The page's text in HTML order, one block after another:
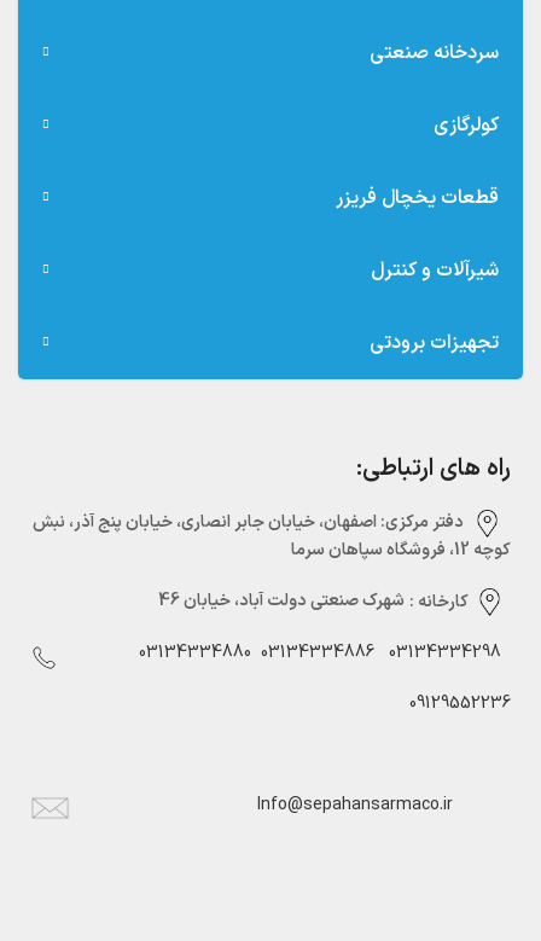
سردخانه صنعتی
کولرگازی
قطعات یخچال فریزر
شیرآلات و کنترل
تجهیزات برودتی
راه های ارتباطی:
دفتر مرکزی:‌ اصفهان، خیابان جابر انصاری، خیابان پنج آذر، نبش
کوچه 12، فروشگاه سپاهان سرما
کارخانه : شهرک صنعتی دولت آباد، خیابان 46
03134334298
03134334886
03134334880
09129552236
Info@sepahansarmaco.ir